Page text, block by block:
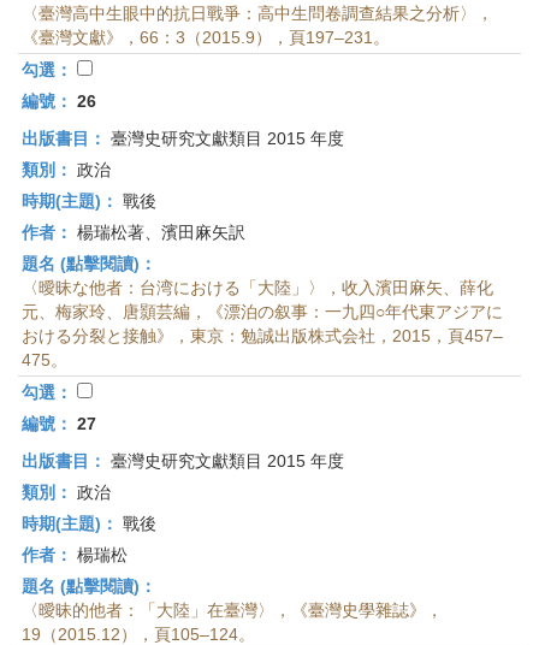
〈臺灣高中生眼中的抗日戰爭：高中生問卷調查結果之分析〉，
《臺灣文獻》，66：3（2015.9），頁197–231。
勾選：
編號： 26
出版書目： 臺灣史研究文獻類目 2015 年度
類別： 政治
時期(主題)： 戰後
作者： 楊瑞松著、濱田麻矢訳
題名 (點擊閱讀)：
〈曖昧な他者：台湾における「大陸」〉，收入濱田麻矢、薛化
元、梅家玲、唐顥芸編，《漂泊の叙事：一九四○年代東アジアに
おける分裂と接触》，東京：勉誠出版株式会社，2015，頁457–
475。
勾選：
編號： 27
出版書目： 臺灣史研究文獻類目 2015 年度
類別： 政治
時期(主題)： 戰後
作者： 楊瑞松
題名 (點擊閱讀)：
〈曖昧的他者：「大陸」在臺灣〉，《臺灣史學雜誌》，
19（2015.12），頁105–124。